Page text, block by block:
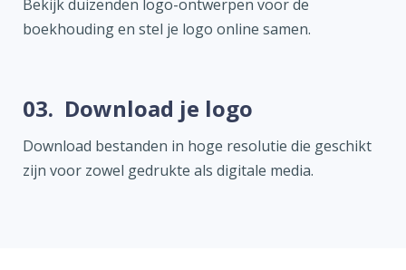
Bekijk duizenden logo-ontwerpen voor de
boekhouding en stel je logo online samen.
03. Download je logo
Download bestanden in hoge resolutie die geschikt
zijn voor zowel gedrukte als digitale media.